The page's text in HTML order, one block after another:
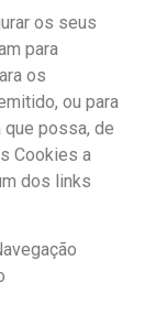
os seus
para
os
ou para
que possa, de
Cookies a
dos links